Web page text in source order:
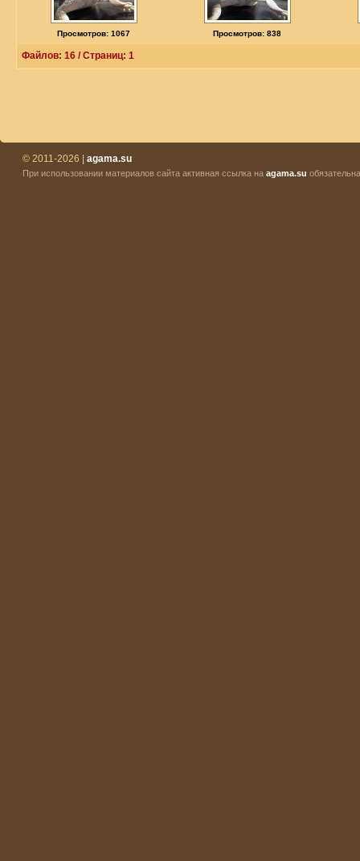
Просмотров: 1067 Просмотров: 838
Файлов: 16 / Страниц: 1
© 2011-2026 | agama.su
При использовании материалов сайта активная ссылка на agama.su